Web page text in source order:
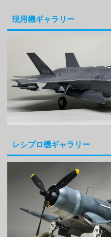
現用機ギャラリー
レシプロ機ギャラリー